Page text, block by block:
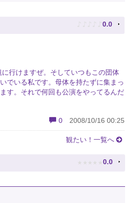
♪ ♪ ♪ ♪ ♪ 0.0
行けますぜ。そしていつもこの団体
でいる私です。母体を持たずに集まっ
す。それで何回も公演をやってるんだ
0 2008/10/16 00:25
観たい！一覧へ
★ ★ ★ ★ ★ 0.0